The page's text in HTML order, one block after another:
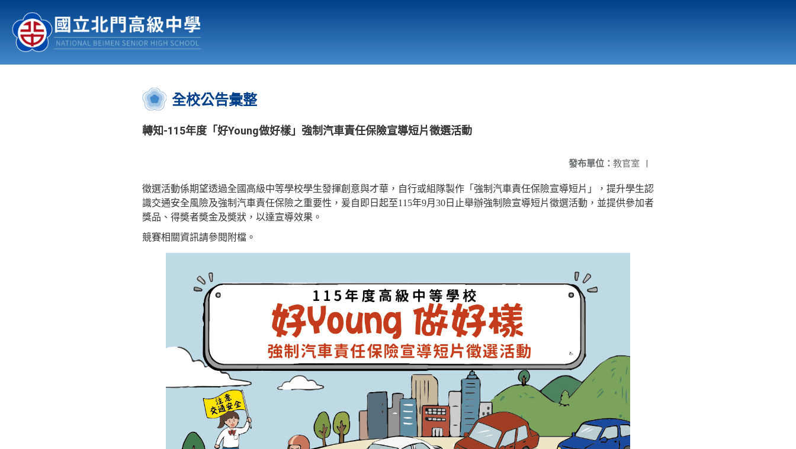
認識北中 行事曆
:::
全校公告彙整
轉知-115年度「好Young做好樣」強制汽車責任保險宣導短片徵選活動
發布單位： 教官室 |
徵選活動係期望透過全國高級中等學校學生發揮創意與才華，自行或組隊製作「強制汽車責任保險宣導短片」，提升學生認
識交通安全風險及強制汽車責任保險之重要性，爰自即日起至115年9月30日止舉辦強制險宣導短片徵選活動，並提供參加者
獎品、得奬者奬金及奬狀，以達宣導效果。
競賽相關資訊請參閱附檔。